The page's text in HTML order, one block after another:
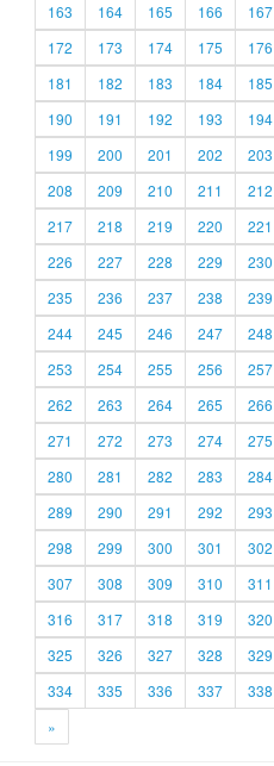
163
164 165 166 167
172
173 174 175 176
181
182 183 184 185
190
191 192 193 194
199
200 201 202 203
208
209 210 211 212
217
218 219 220 221
226
227 228 229 230
235
236 237 238 239
244
245 246 247 248
253
254 255 256 257
262
263 264 265 266
271
272 273 274 275
280
281 282 283 284
289
290 291 292 293
298
299 300 301 302
307
308 309 310 311
316
317 318 319 320
325
326 327 328 329
334
335 336 337 338
»